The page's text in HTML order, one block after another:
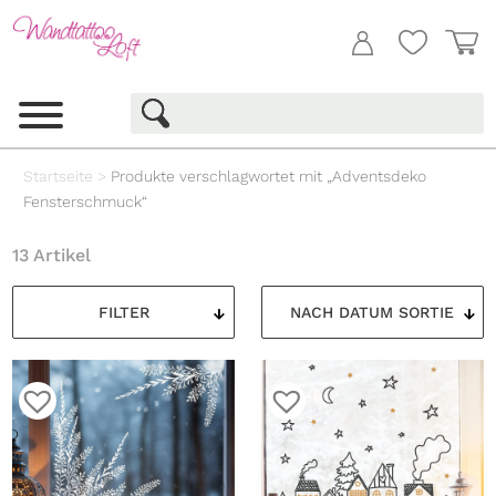
Startseite > Produkte verschlagwortet mit „Adventsdeko
Fensterschmuck“
FILTER
13 Artikel